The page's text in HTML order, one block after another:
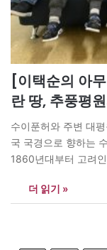
[이택순의 아
란 땅, 추풍평
수이푼허와 주변 대
국 국경으로 향하는
1860년대부터 고려
마을이 이어진다. 러
다. 연해주와 아무르(
더 읽기 »